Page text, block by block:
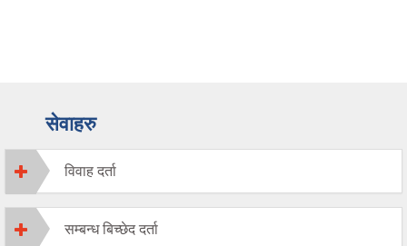
सेवाहरु
विवाह दर्ता
सम्बन्ध बिच्छेद दर्ता